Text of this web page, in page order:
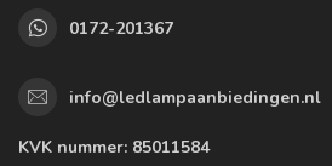
0172-201367
info@ledlampaanbiedingen.nl
KVK nummer: 85011584